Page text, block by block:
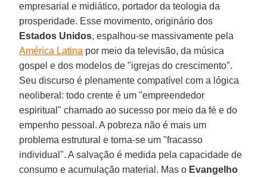
empresarial e midiático, portador da teologia da
prosperidade. Esse movimento, originário dos
Estados Unidos, espalhou-se massivamente pela
América Latina por meio da televisão, da música
gospel e dos modelos de "igrejas do crescimento".
Seu discurso é plenamente compatível com a lógica
neoliberal: todo crente é um "empreendedor
espiritual" chamado ao sucesso por meio da fé e do
empenho pessoal. A pobreza não é mais um
problema estrutural e torna-se um "fracasso
individual". A salvação é medida pela capacidade de
consumo e acumulação material. Mas o Evangelho